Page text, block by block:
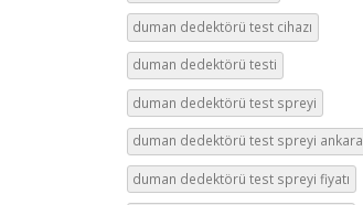
duman dedektörü test cihazı
duman dedektörü testi
duman dedektörü test spreyi
duman dedektörü test spreyi ankara
duman dedektörü test spreyi fiyatı